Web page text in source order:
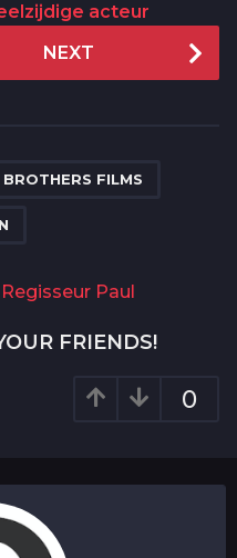
acteur
NEXT
BROTHERS FILMS
Paul
FRIENDS!
0